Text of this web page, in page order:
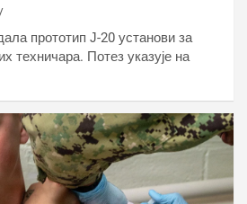
прототип Ј-20 установи за
техничара. Потез указује на